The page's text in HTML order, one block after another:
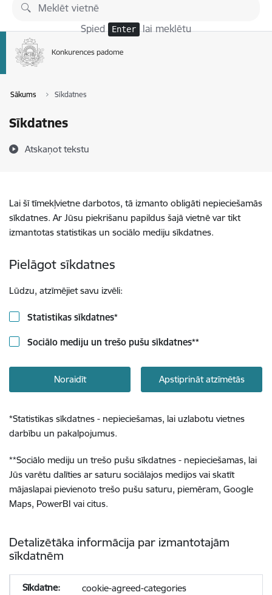
Pāriet uz lapas saturu
Spied Enter lai meklētu
Sākums Sīkdatnes
Sīkdatnes
Atskaņot tekstu
Lai šī tīmekļvietne darbotos, tā izmanto obligāti nepieciešamās
sīkdatnes. Ar Jūsu piekrišanu papildus šajā vietnē var tikt
izmantotas statistikas un sociālo mediju sīkdatnes.
Pielāgot sīkdatnes
Lūdzu, atzīmējiet savu izvēli:
Statistikas sīkdatnes*
Sociālo mediju un trešo pušu sīkdatnes**
Noraidīt Apstiprināt atzīmētās
*Statistikas sīkdatnes - nepieciešamas, lai uzlabotu vietnes
darbību un pakalpojumus.
**Sociālo mediju un trešo pušu sīkdatnes - nepieciešamas, lai
Jūs varētu dalīties ar saturu sociālajos medijos vai skatīt
mājaslapai pievienoto trešo pušu saturu, piemēram, Google
Maps, PowerBI vai citus.
Detalizētāka informācija par izmantotajām
sīkdatnēm
cookie-agreed-categories